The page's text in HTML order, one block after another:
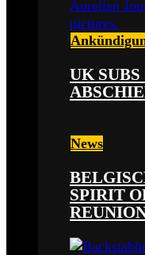
UK SUBS
News
SPIRIT